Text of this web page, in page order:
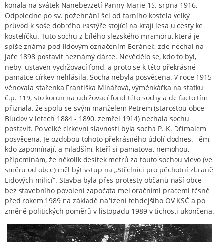
konala na svátek Nanebevzetí Panny Marie 15. srpna 1916.
Odpoledne po sv. požehnání šel od farního kostela velký
průvod k soše dobrého Pastýře stojící na kraji lesa u cesty ke
kostelíčku. Tuto sochu z bílého slezského mramoru, která je
spíše známa pod lidovým označením Beránek, zde nechal na
jaře 1898 postavit neznámý dárce. Nevědělo se, kdo to byl,
nebyl ustaven vydržovací fond, a proto se k této překrásné
památce církev nehlásila. Socha nebyla posvěcena. V roce 1915
věnovala stařenka Františka Minářová, výměnkářka na statku
č.p. 119, sto korun na udržovací fond této sochy a de facto tím
přiznala, že spolu se svým manželem Petrem (starostou obce
Bludov v letech 1884 - 1890, zemřel 1914) nechala sochu
postavit. Po velké církevní slavnosti byla socha P. K. Dřímalem
posvěcena. Je ozdobou tohoto překrásného údolí dodnes. Těm,
kdo zapomínají, a mladším, kteří si pamatovat nemohou,
připomínám, že několik desítek metrů za touto sochou vlevo (ve
směru od obce) měl být vstup na „Střelnici pro pěchotní zbraně
Lidových milicí“. Stavba byla přes protesty občanů naší obce
bez stavebního povolení započata melioračními pracemi těsně
před rokem 1989 na základě nařízení tehdejšího OV KSČ a po
změně politických poměrů v listopadu 1989 v tichosti ukončena.